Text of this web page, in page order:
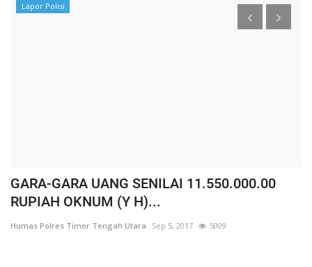
Lapor Polisi
GARA-GARA UANG SENILAI 11.550.000.00
RUPIAH OKNUM (Y H)...
Humas Polres Timor Tengah Utara Sep 5, 2017 5009